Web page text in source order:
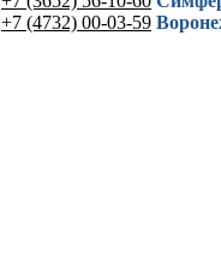
+7 (4732) 00-03-59